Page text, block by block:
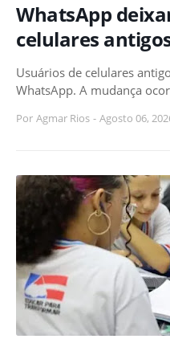
WhatsApp
celulares
Usuários de celulares
WhatsApp. A mudança
Por Agmar Rios - Agosto 06,